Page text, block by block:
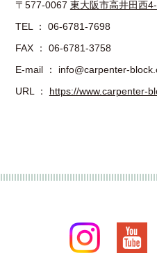
〒577-0067 東大阪市高井田西
TEL ： 06-6781-7698
FAX ： 06-6781-3758
E-mail ： info@carpenter-
URL ： https://www.carpenter-